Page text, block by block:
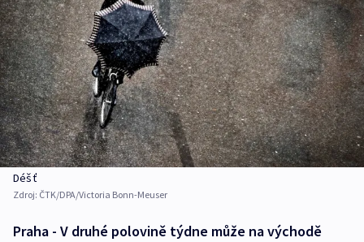
Déšť
Zdroj: ČTK/DPA/Victoria Bonn-Meuser
Praha - V druhé polovině týdne může na východě